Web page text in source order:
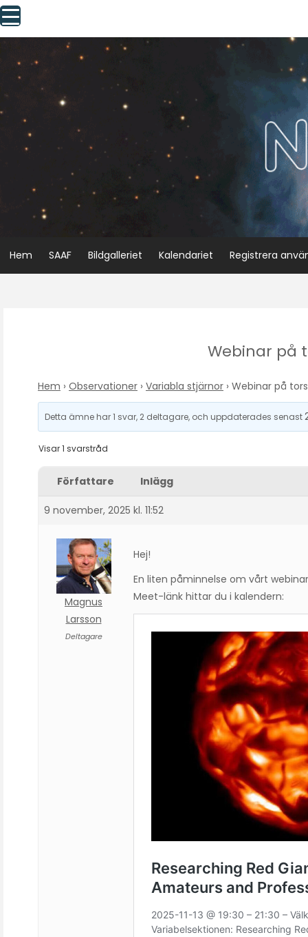
Skip
to
content
Hem SAAF Bildgalleriet Kalendariet Registrera
Webinar på
Hem › Observationer › Variabla stjärnor › Webinar på
Detta ämne har 1 svar, 2 deltagare, och uppdaterades senast
Visar 1 svarstråd
Författare Inlägg
9 november, 2025 kl. 11:52
Magnus
Larsson
Deltagare
Hej!
En liten påminnelse om vårt
Meet-länk hittar du i kalendern: